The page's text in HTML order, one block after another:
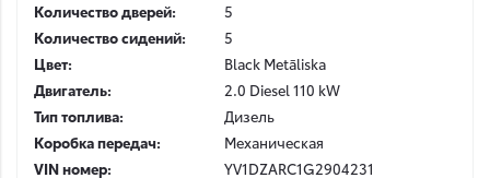
Количество дверей:
5
Количество сидений:
5
Цвет:
Black Metāliska
Двигатель:
2.0 Diesel 110 kW
Тип топлива:
Дизель
Коробка передач:
Механическая
VIN номер:
YV1DZARC1G2904231